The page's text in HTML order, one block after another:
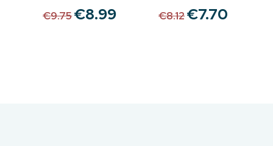
€9.75 Il
€8.99Il
€8.12 Il
€7.70